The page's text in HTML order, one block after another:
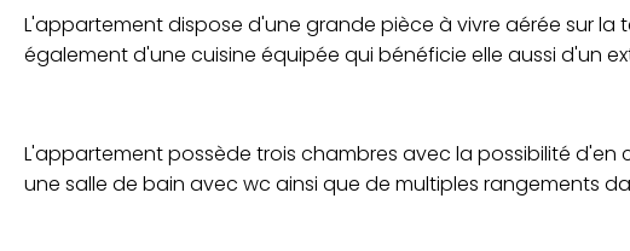
L'appartement dispose d'une grande pièce à vivre aérée sur la
également d'une cuisine équipée qui bénéficie elle aussi d'un
L'appartement possède trois chambres avec la possibilité d'en
une salle de bain avec wc ainsi que de multiples rangements